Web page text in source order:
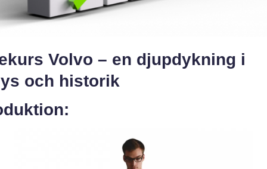
Volvo – en djupdykning i
och historik